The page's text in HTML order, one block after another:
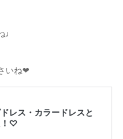
♩
いね❤︎
レス・カラードレスと
！♡